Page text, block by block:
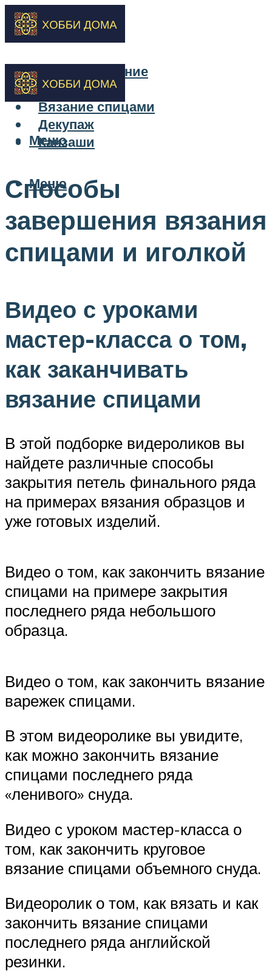
Бисероплетение
Вышивка
Вязание спицами
Декупаж
Канзаши
Меню
Меню
Способы
завершения вязания
спицами и иголкой
Видео с уроками
мастер-класса о том,
как заканчивать
вязание спицами
В этой подборке видероликов вы
найдете различные способы
закрытия петель финального ряда
на примерах вязания образцов и
уже готовых изделий.
Видео о том, как закончить вязание
спицами на примере закрытия
последнего ряда небольшого
образца.
Видео о том, как закончить вязание
варежек спицами.
В этом видеоролике вы увидите,
как можно закончить вязание
спицами последнего ряда
«ленивого» снуда.
Видео с уроком мастер-класса о
том, как закончить круговое
вязание спицами объемного снуда.
Видеоролик о том, как вязать и как
закончить вязание спицами
последнего ряда английской
резинки.